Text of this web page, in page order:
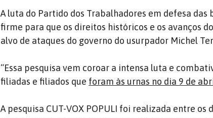
A luta do Partido dos Trabalhadores em defesa
firme para que os direitos históricos e os avanços
alvo de ataques do governo do usurpador Michel
“Essa pesquisa vem coroar a intensa luta e
filiadas e filiados que foram às urnas no dia 9 de
A pesquisa CUT-VOX POPULI foi realizada entre